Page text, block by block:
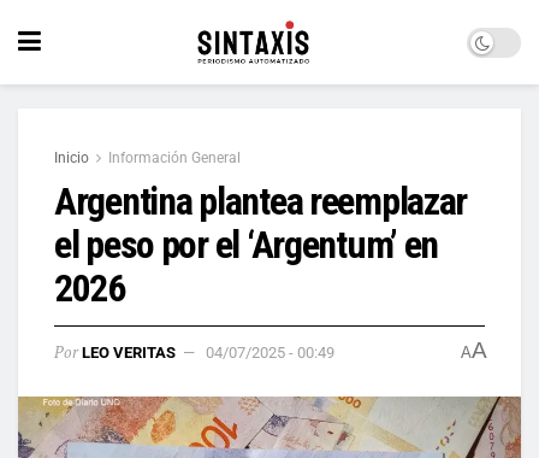
Inicio Información General
Argentina plantea reemplazar
el peso por el ‘Argentum’ en
2026
Por LEO VERITAS 04/07/2025 - 00:49 AA